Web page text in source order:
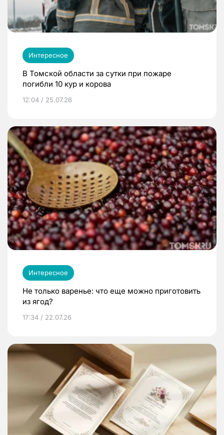
Интересное
В Томской области за сутки при пожаре
погибли 10 кур и корова
12:04 / 25.07.26
Интересное
Не только варенье: что еще можно приготовить
из ягод?
17:34 / 22.07.26